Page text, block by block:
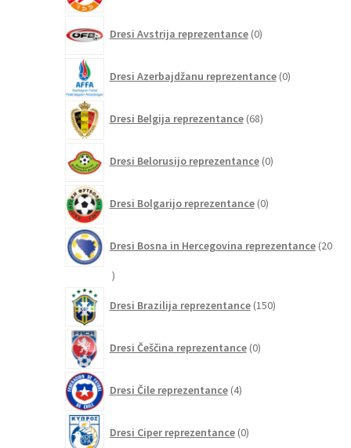
Dresi Avstrija reprezentance 0izdelkov
Dresi Azerbajdžanu reprezentance 0izdelkov
Dresi Belgija reprezentance 68izdelkov
Dresi Belorusijo reprezentance 0izdelkov
Dresi Bolgarijo reprezentance 0izdelkov
Dresi Bosna in Hercegovina reprezentance 20
20
Dresi Brazilija reprezentance 150izdelkov
Dresi Češčina reprezentance 0izdelkov
Dresi Čile reprezentance 4izdelki
Dresi Ciper reprezentance 0izdelkov